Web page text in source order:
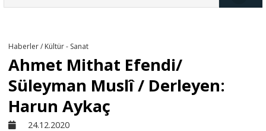
Derkenar
Sivil Toplum
Haberler / Kültür - Sanat
Ahmet Mithat Efendi/
Süleyman Muslî / Derleyen:
Harun Aykaç
24.12.2020